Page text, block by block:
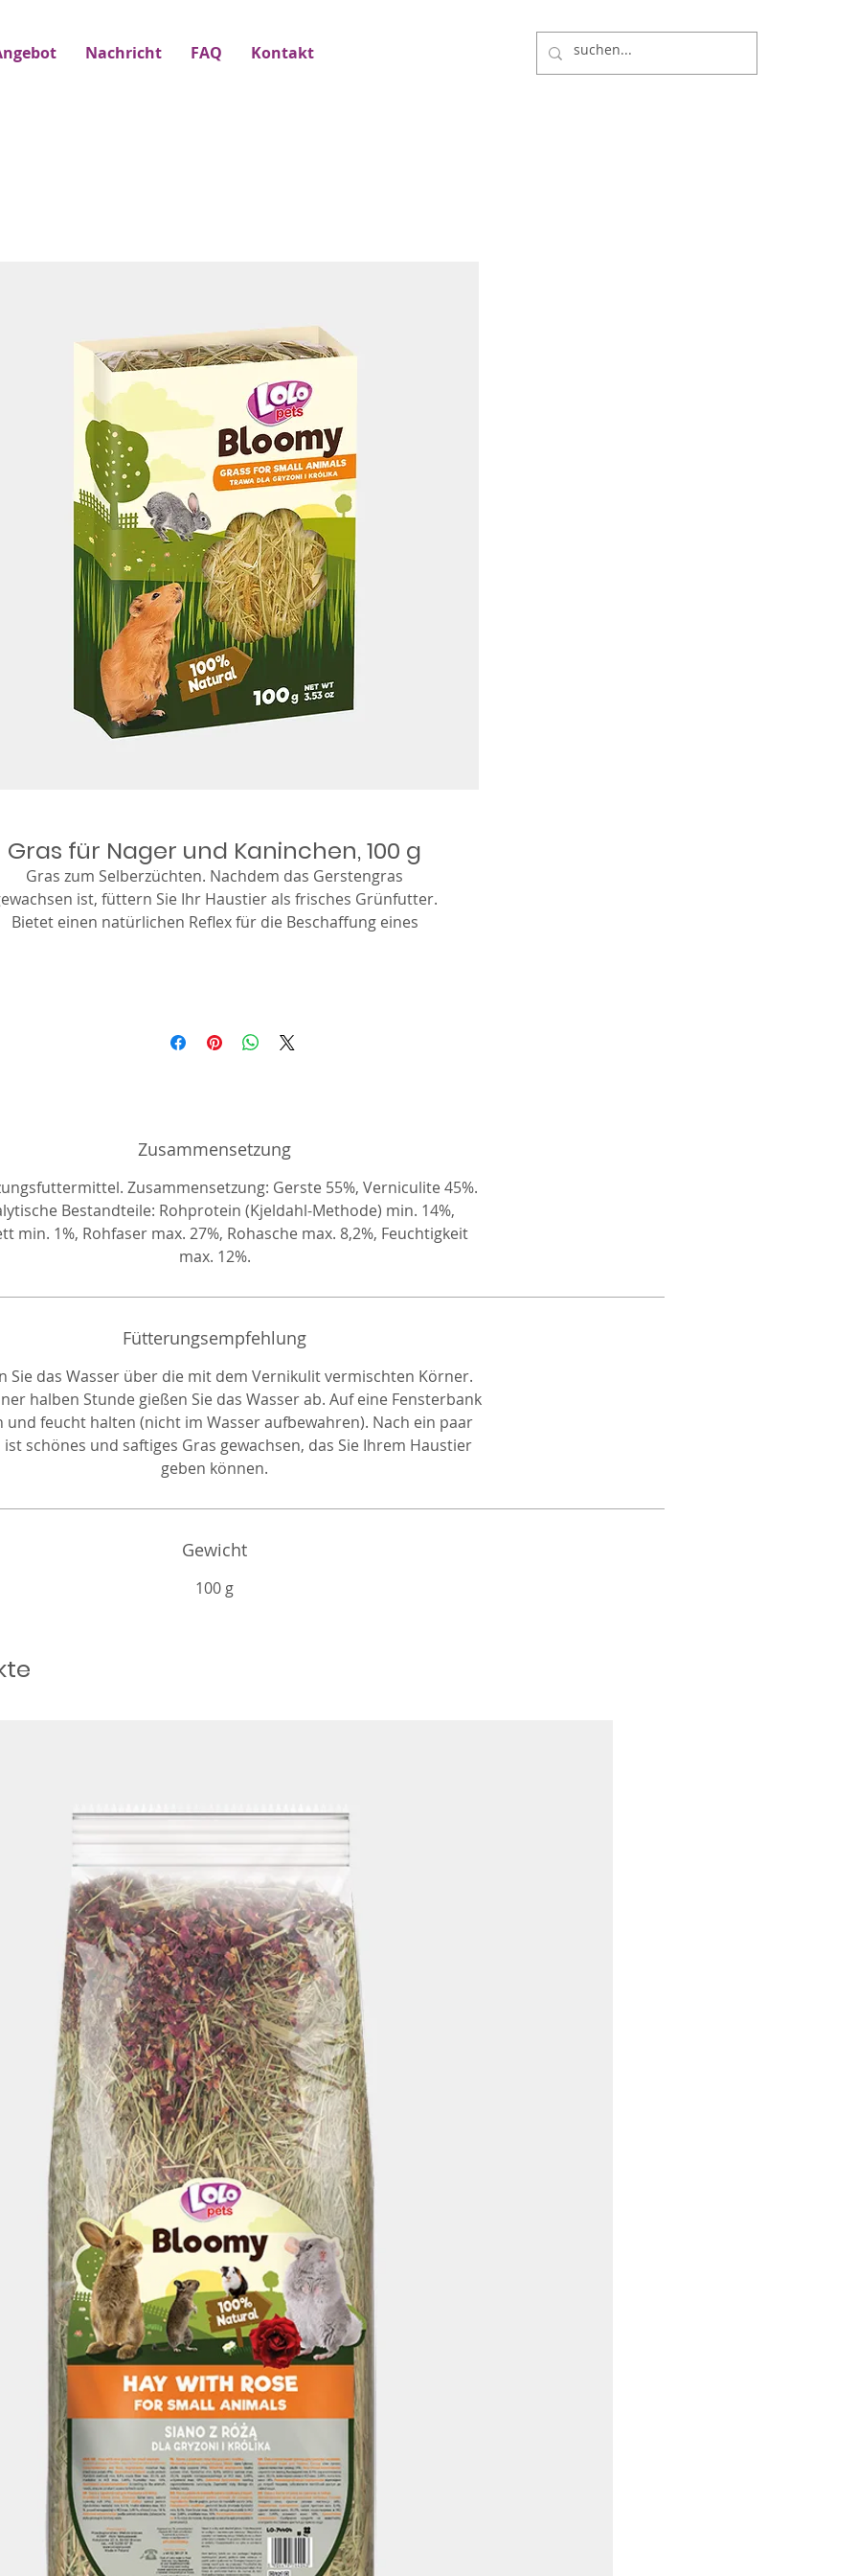
Nachricht FAQ Kontakt
Gras für Nager und Kaninchen, 100 g
Gras zum Selberzüchten. Nachdem das Gerstengras
ist, füttern Sie Ihr Haustier als frisches Grünfutter.
Bietet einen natürlichen Reflex für die Beschaffung eines
Zusammensetzung
Zusammensetzung: Gerste 55%, Verniculite 45%.
Bestandteile: Rohprotein (Kjeldahl-Methode) min. 14%,
min. 1%, Rohfaser max. 27%, Rohasche max. 8,2%, Feuchtigkeit
max. 12%.
Fütterungsempfehlung
Sie das Wasser über die mit dem Vernikulit vermischten Körner.
halben Stunde gießen Sie das Wasser ab. Auf eine Fensterbank
und feucht halten (nicht im Wasser aufbewahren). Nach ein paar
ist schönes und saftiges Gras gewachsen, das Sie Ihrem Haustier
geben können.
Gewicht
100 g